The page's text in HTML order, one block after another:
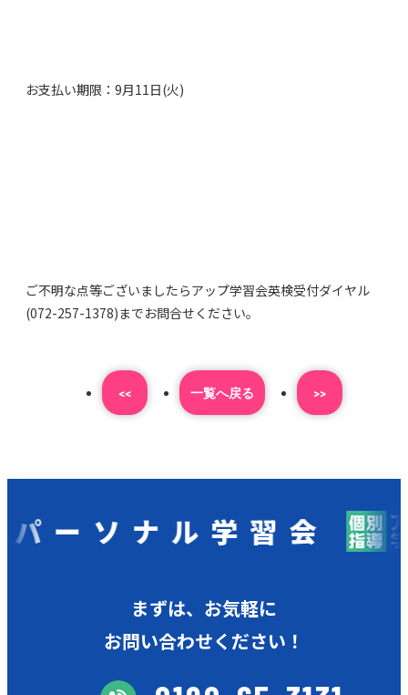
お支払い期限：9月11日(火)
ご不明な点等ございましたらアップ学習会英検受付ダイヤル
(072-257-1378)までお問合せください。
<< ⼀覧へ戻る >>
ソナル学習会
まずは、お気軽に
お問い合わせください！